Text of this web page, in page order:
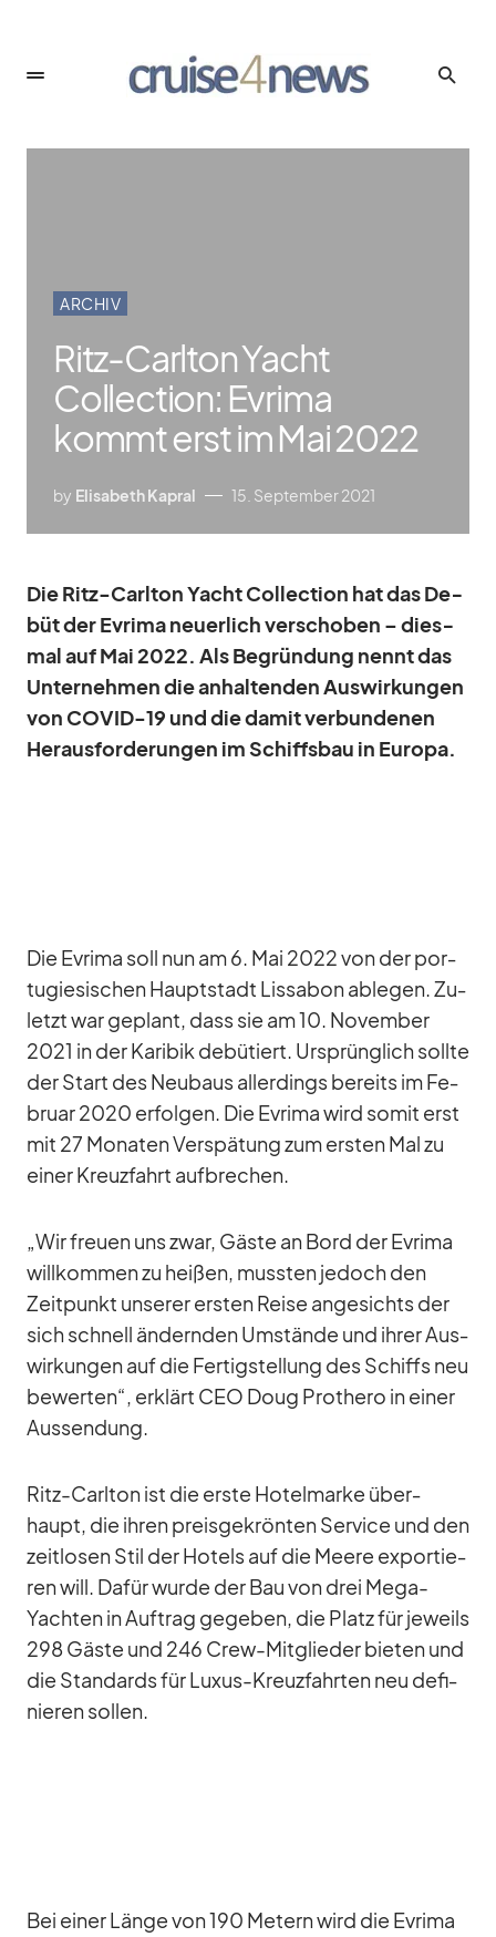
ARCHIV
Ritz-Carlton Yacht
Collection: Evrima
kommt erst im Mai 2022
by Elisabeth Kapral 15. September 2021
Die Ritz-Carl­ton Yacht Coll­ec­tion hat das De­
büt der Evrima neu­er­lich ver­scho­ben – dies­
mal auf Mai 2022. Als Be­grün­dung nennt das
Un­ter­neh­men die an­hal­ten­den Aus­wir­kun­gen
von COVID-19 und die da­mit ver­bun­de­nen
Her­aus­for­de­run­gen im Schiffs­bau in Eu­ropa.
Die Evrima soll nun am 6. Mai 2022 von der por­
tu­gie­si­schen Haupt­stadt Lis­sa­bon ab­le­gen. Zu­
letzt war ge­plant, dass sie am 10. No­vem­ber
2021 in der Ka­ri­bik de­bü­tiert. Ur­sprüng­lich sollte
der Start des Neu­baus al­ler­dings be­reits im Fe­
bruar 2020 er­fol­gen. Die Evrima wird so­mit erst
mit 27 Mo­na­ten Ver­spä­tung zum ers­ten Mal zu
ei­ner Kreuz­fahrt auf­bre­chen.
„Wir freuen uns zwar, Gäste an Bord der Evrima
will­kom­men zu hei­ßen, muss­ten je­doch den
Zeit­punkt un­se­rer ers­ten Reise an­ge­sichts der
sich schnell än­dern­den Um­stände und ih­rer Aus­
wir­kun­gen auf die Fer­tig­stel­lung des Schiffs neu
be­wer­ten“, er­klärt CEO Doug Pro­thero in ei­ner
Aus­sendung.
Ritz-Carl­ton ist die erste Ho­tel­marke über­
haupt, die ih­ren preis­ge­krön­ten Ser­vice und den
zeit­lo­sen Stil der Ho­tels auf die Meere ex­por­tie­
ren will. Da­für wurde der Bau von drei Mega-
Yach­ten in Auf­trag ge­ge­ben, die Platz für je­weils
298 Gäste und 246 Crew-Mit­glie­der bie­ten und
die Stan­dards für Lu­xus-Kreuz­fahr­ten neu de­fi­
nie­ren sol­len.
Bei ei­ner Länge von 190 Me­tern wird die Evrima